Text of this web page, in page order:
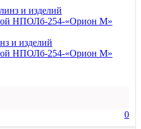
и изделий
НПОЛб-254-«Орион М»
0